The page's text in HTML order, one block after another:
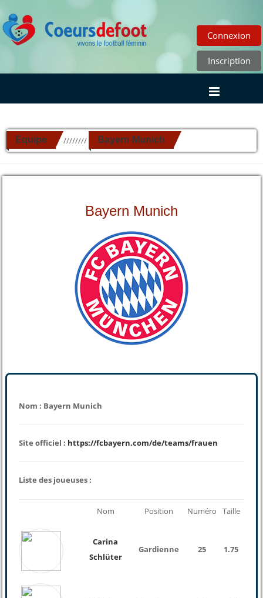
Connexion
Inscription
Equipe ////////// Bayern Munich
Bayern Munich
Nom : Bayern Munich
Site officiel : https://fcbayern.com/de/teams/frauen
Liste des joueuses :
Nom Position Numéro Taille
Carina
Schlüter
Gardienne 25 1.75